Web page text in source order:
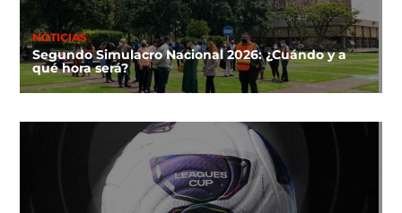
NOTICIAS
Segundo Simulacro Nacional 2026: ¿Cuándo y a
qué hora será?